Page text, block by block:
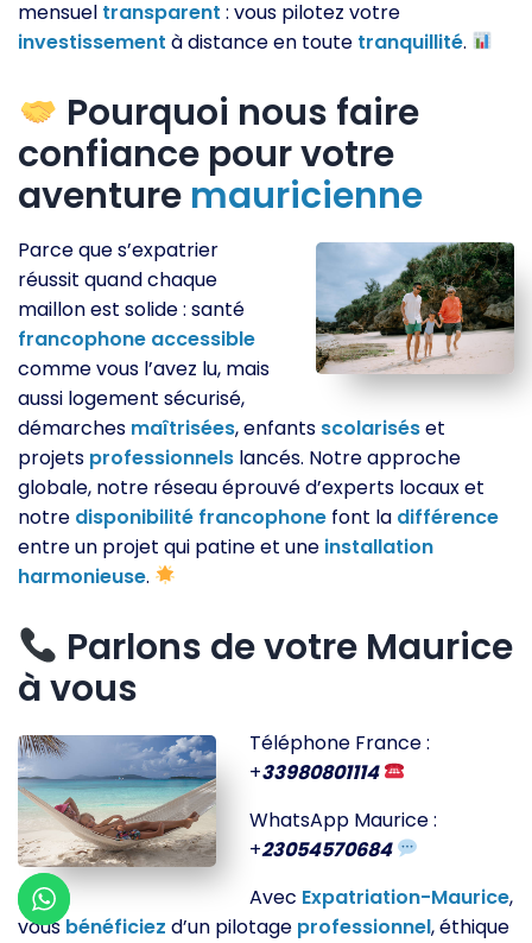
mensuel transparent : vous pilotez votre
investissement à distance en toute tranquillité.
Pourquoi nous faire
confiance pour votre
aventure mauricienne
Parce que s’expatrier
réussit quand chaque
maillon est solide : santé
francophone accessible
comme vous l’avez lu, mais
aussi logement sécurisé,
démarches maîtrisées, enfants scolariséset
projets professionnels lancés. Notre approche
globale, notre réseau éprouvé d’experts locaux et
notre disponibilité francophone font la différence
entre un projet qui patine et une installation
harmonieuse.
Parlons de votre Maurice
à vous
Téléphone France :
+33980801114
WhatsApp Maurice :
+23054570684
Avec Expatriation-Maurice,
vousbénéficiez d’un pilotage professionnel, éthique